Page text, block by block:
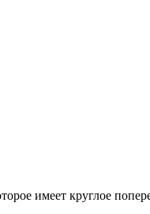
имеет круглое